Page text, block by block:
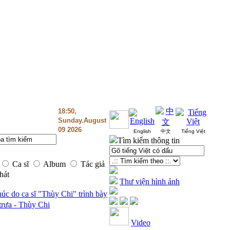
18:50,
Sunday.August
09 2026
Ca sĩ Album
Tác giả
do ca sĩ "Thùy Chi" trình bày
- Thùy Chi
English 中文 Tiếng Việt
Tìm kiếm thông tin
Thư viện hình ảnh
Video